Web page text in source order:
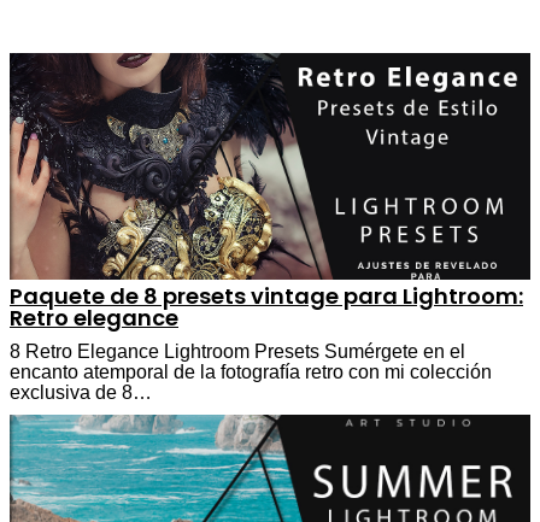
Paquete de 8 presets vintage para Lightroom:
Retro elegance
8 Retro Elegance Lightroom Presets Sumérgete en el
encanto atemporal de la fotografía retro con mi colección
exclusiva de 8…